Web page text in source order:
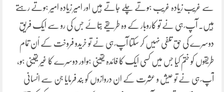
سے غریب زیادہ غریب ہوتے چلے جاتے ہیں اور امیر زیادہ امیر ہوتے رہتے
ہیں۔ آپ ؐ ہی نے تو کاروبار کے وہ طریقے بتائے جس کی رو سے ایک فریق
دوسرے کی حق تلفی نہیں کر سکتا آپ ؐ ہی نے تو خریدو فروخت کے اُن تمام
طریقوں کو ختم کیا جس میں کسی ایک کا فائدہ یقینی ہواور دوسرے کا غیر یقینی ہو،
آپ ؐ ہی نے تو عیش و عشرت کے ان دروازوں کو بند فرمایا جن سے انسانی